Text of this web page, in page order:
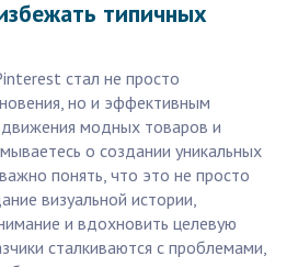
типичных
стал не просто
но и эффективным
модных товаров и
о создании уникальных
понять, что это не просто
визуальной истории,
и вдохновить целевую
сталкиваются с проблемами,